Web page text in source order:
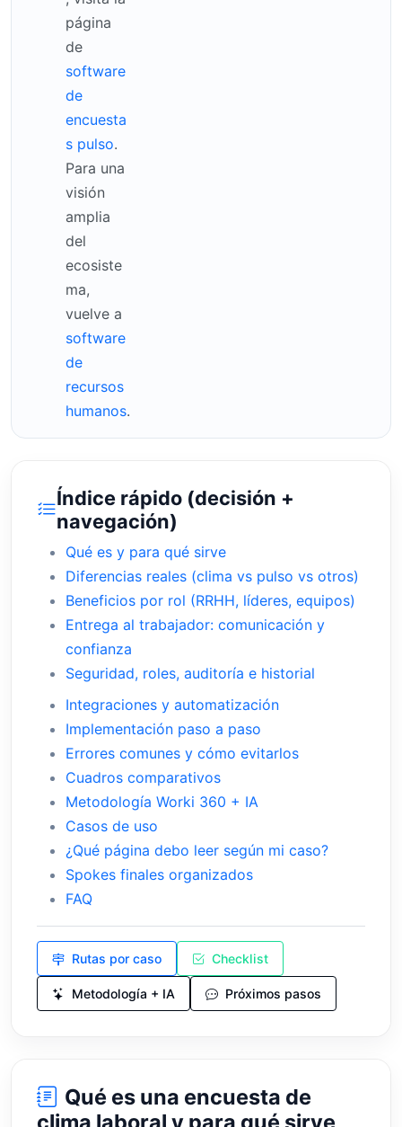
página
de
software
de
encuesta
s pulso.
Para una
visión
amplia
del
ecosiste
ma,
vuelve a
software
de
recursos
humanos.
Índice rápido (decisión +
navegación)
Qué es y para qué sirve
Diferencias reales (clima vs pulso vs otros)
Beneficios por rol (RRHH, líderes, equipos)
Entrega al trabajador: comunicación y
confianza
Seguridad, roles, auditoría e historial
Integraciones y automatización
Implementación paso a paso
Errores comunes y cómo evitarlos
Cuadros comparativos
Metodología Worki 360 + IA
Casos de uso
¿Qué página debo leer según mi caso?
Spokes finales organizados
FAQ
Rutas por caso Checklist
Metodología + IA Próximos pasos
Qué es una encuesta de
clima laboral y para qué sirve